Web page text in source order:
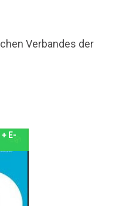
Verbandes der
E-